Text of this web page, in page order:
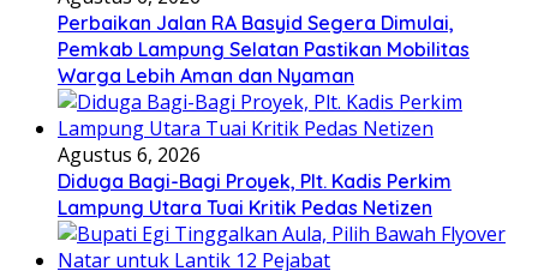
Perbaikan Jalan RA Basyid Segera Dimulai,
Pemkab Lampung Selatan Pastikan Mobilitas
Warga Lebih Aman dan Nyaman
Agustus 6, 2026
Diduga Bagi-Bagi Proyek, Plt. Kadis Perkim
Lampung Utara Tuai Kritik Pedas Netizen